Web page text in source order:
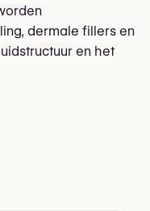
dermale fillers en
en het